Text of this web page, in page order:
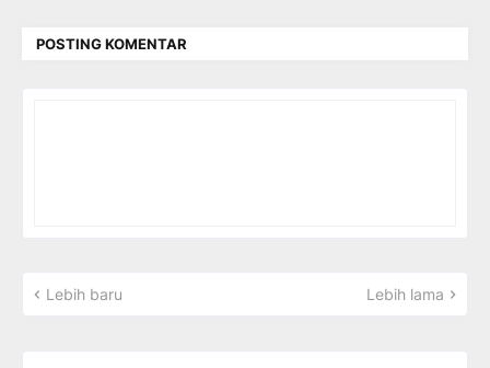
POSTING KOMENTAR
Lebih baru Lebih lama